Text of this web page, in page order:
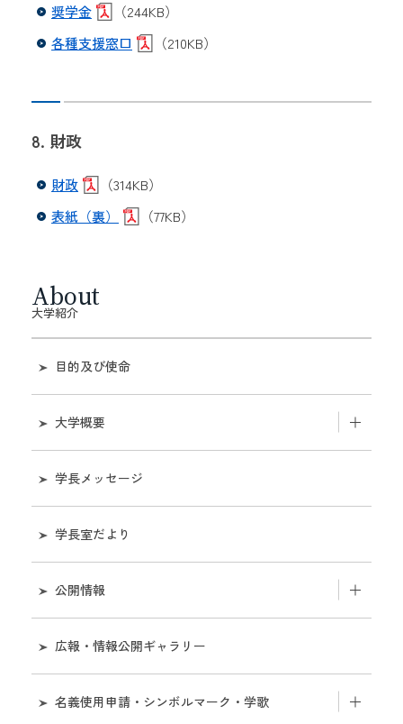
奨学金
（244KB）
各種支援窓口
（210KB）
8. 財政
財政
（314KB）
表紙（裏）
（77KB）
About
大学紹介
目的及び使命
大学概要
和歌山大学のあゆみ
役職員
役員会
経営協議会
学長メッセージ
学長室だより
公開情報
組織
広報・情報公開ギャラリー
名義使用申請・シンボルマーク・学歌